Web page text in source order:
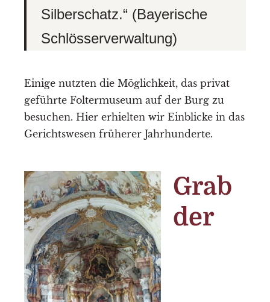
Silberschatz.“ (Bayerische
Schlösserverwaltung)
Einige nutzten die Möglichkeit, das privat
geführte Foltermuseum auf der Burg zu
besuchen. Hier erhielten wir Einblicke in das
Gerichtswesen früherer Jahrhunderte.
Grab
der